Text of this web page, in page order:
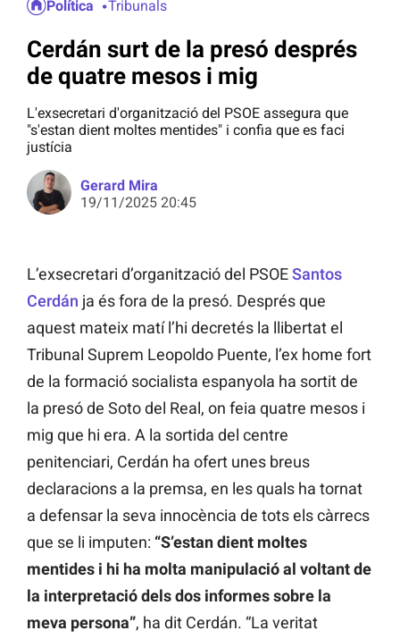
Política Tribunals
Cerdán surt de la presó després
de quatre mesos i mig
L'exsecretari d'organització del PSOE assegura que
"s'estan dient moltes mentides" i confia que es faci
justícia
Gerard Mira
19/11/2025 20:45
L’exsecretari d’organització del PSOESantos
Cerdán ja és fora de la presó. Després que
aquest mateix matí l’hi decretés la llibertat el
Tribunal Suprem Leopoldo Puente, l’ex home fort
de la formació socialista espanyola ha sortit de
la presó de Soto del Real, on feia quatre mesos i
mig que hi era. A la sortida del centre
penitenciari, Cerdán ha ofert unes breus
declaracions a la premsa, en les quals ha tornat
a defensar la seva innocència de tots els càrrecs
que se li imputen: “S’estan dient moltes
mentides i hi ha molta manipulació al voltant de
la interpretació dels dos informes sobre la
meva persona”, ha dit Cerdán. “La veritat